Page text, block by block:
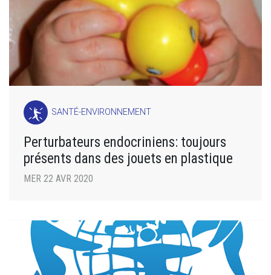
SANTÉ-ENVIRONNEMENT
Perturbateurs endocriniens: toujours
présents dans des jouets en plastique
MER 22 AVR 2020